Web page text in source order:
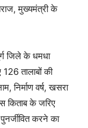
मुख्यमंत्री के
जिले के धमधा
तालाबों की
निर्माण वर्ष, खसरा
किताब के जरिए
करने का